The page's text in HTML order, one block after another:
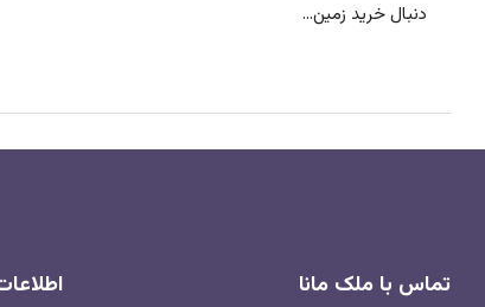
دنبال خرید زمین...
تماس با ملک مانا